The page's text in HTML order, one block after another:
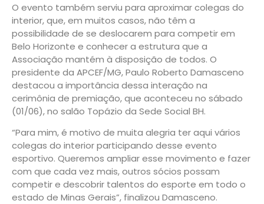
O evento também serviu para aproximar colegas do
interior, que, em muitos casos, não têm a
possibilidade de se deslocarem para competir em
Belo Horizonte e conhecer a estrutura que a
Associação mantém à disposição de todos. O
presidente da APCEF/MG, Paulo Roberto Damasceno
destacou a importância dessa interação na
cerimônia de premiação, que aconteceu no sábado
(01/06), no salão Topázio da Sede Social BH.
“Para mim, é motivo de muita alegria ter aqui vários
colegas do interior participando desse evento
esportivo. Queremos ampliar esse movimento e fazer
com que cada vez mais, outros sócios possam
competir e descobrir talentos do esporte em todo o
estado de Minas Gerais”, finalizou Damasceno.